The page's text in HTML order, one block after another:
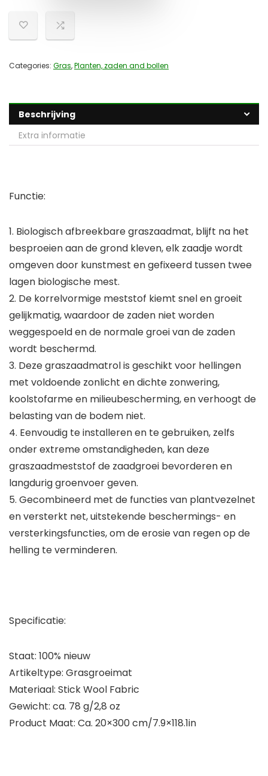
Categories: Gras,Planten, zaden and bollen
Beschrijving
Extra informatie
Functie:
1. Biologisch afbreekbare graszaadmat, blijft na het
besproeien aan de grond kleven, elk zaadje wordt
omgeven door kunstmest en gefixeerd tussen twee
lagen biologische mest.
2. De korrelvormige meststof kiemt snel en groeit
gelijkmatig, waardoor de zaden niet worden
weggespoeld en de normale groei van de zaden
wordt beschermd.
3. Deze graszaadmatrol is geschikt voor hellingen
met voldoende zonlicht en dichte zonwering,
koolstofarme en milieubescherming, en verhoogt de
belasting van de bodem niet.
4. Eenvoudig te installeren en te gebruiken, zelfs
onder extreme omstandigheden, kan deze
graszaadmeststof de zaadgroei bevorderen en
langdurig groenvoer geven.
5. Gecombineerd met de functies van plantvezelnet
en versterkt net, uitstekende beschermings- en
versterkingsfuncties, om de erosie van regen op de
helling te verminderen.
Specificatie:
Staat: 100% nieuw
Artikeltype: Grasgroeimat
Materiaal: Stick Wool Fabric
Gewicht: ca. 78 g/2,8 oz
Product Maat: Ca. 20×300 cm/7.9×118.1in